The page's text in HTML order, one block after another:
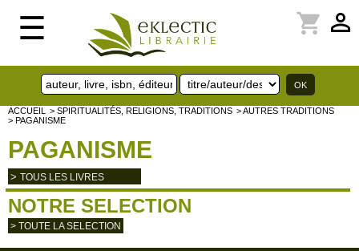
☰ perm_identity
shopping_cart
ACCUEIL > SPIRITUALITÉS, RELIGIONS, TRADITIONS > AUTRES TRADITIONS
> PAGANISME
PAGANISME
> TOUS LES LIVRES
NOTRE SELECTION
> TOUTE LA SELECTION